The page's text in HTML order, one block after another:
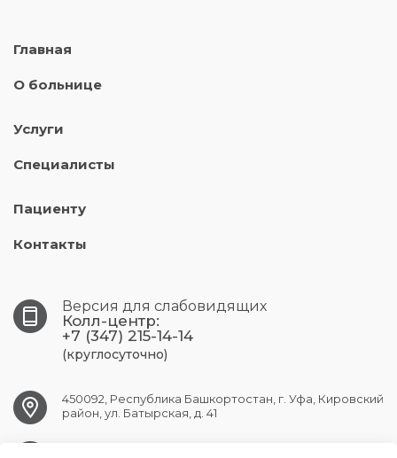
Главная
О больнице
Услуги
Специалисты
Пациенту
Контакты
Версия для слабовидящих
Колл-центр:
+7 (347) 215-14-14
(круглосуточно)
450092, Республика Башкортостан, г. Уфа, Кировский
район, ул. Батырская, д. 41